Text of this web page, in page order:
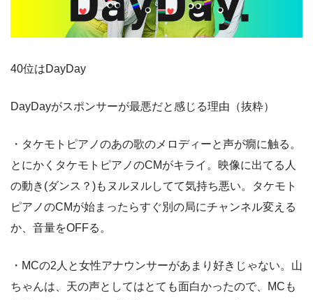
40位はDayDay
DayDayがスポンサーが最悪だと感じる理由（抜粋）
・タケモトピアノのあの歌のメロディーと声が癇に触る。
とにかくタケモトピアノのCMがキライ。映像に出てる人
の動き(ダンス？)もヌルヌルしてて気持ち悪い。タケモト
ピアノのCMが始まったらすぐ別の局にチャンネル変える
か、音量をOFFる。
・MCの2人と女性アナウンサーがあまり好きじゃない。山
ちゃんは、天の声としてはとても面白かったので、MCも